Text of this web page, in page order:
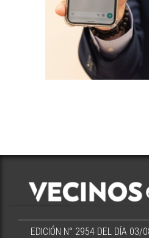
EDICIÓN N° 2954 DEL DÍA